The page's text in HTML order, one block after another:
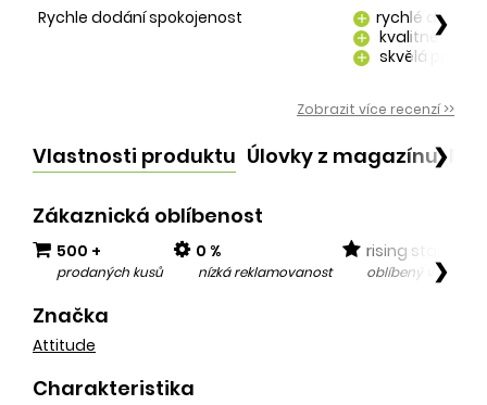
Rychle dodání spokojenost add rychlé dodání
add kvalitně
add skvělá péče o
❯
Zobrazit více recenzí >>
Vlastnosti produktu Úlovky z magazínu❯
Zákaznická oblíbenost
500 +
prodaných kusů
0 %
nízká reklamovanost
rising star
oblíbený v❯
Značka
Attitude
Charakteristika